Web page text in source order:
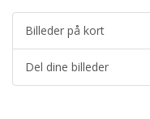
Billeder på kort
Del dine billeder